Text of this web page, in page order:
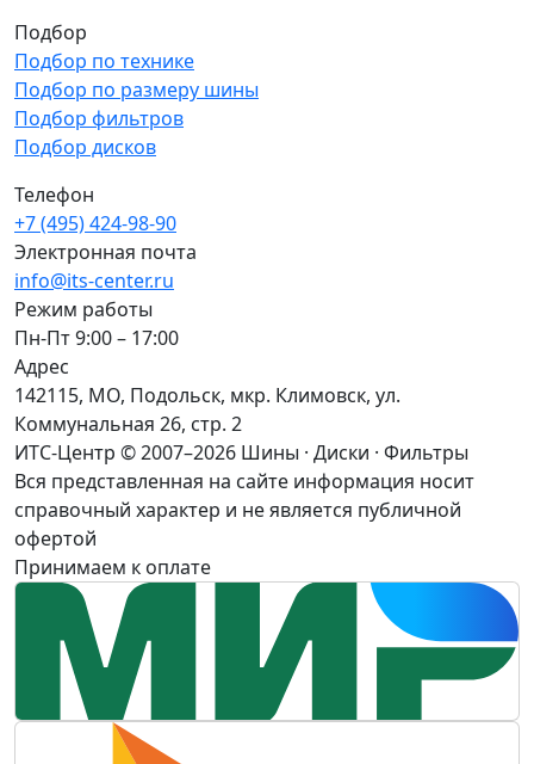
Подбор
Подбор по технике
Подбор по размеру шины
Подбор фильтров
Подбор дисков
Телефон
+7 (495) 424-98-90
Электронная почта
info@its-center.ru
Режим работы
Пн-Пт 9:00 – 17:00
Адрес
142115, МО, Подольск, мкр. Климовск, ул.
Коммунальная 26, стр. 2
ИТС-Центр © 2007–2026 Шины · Диски · Фильтры
Вся представленная на сайте информация носит
справочный характер и не является публичной
офертой
Принимаем к оплате